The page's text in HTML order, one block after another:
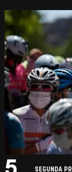
SEGUNDA